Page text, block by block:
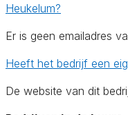
Heukelum?
Er is geen emailadres
Heeft het bedrijf een
De website van dit